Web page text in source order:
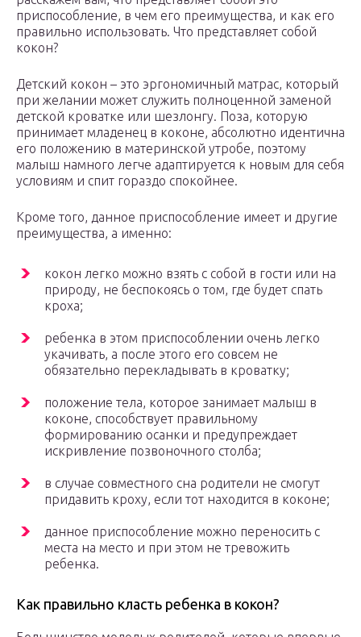
приспособление, в чем его преимущества, и как его
правильно использовать. Что представляет собой
кокон?
Детский кокон – это эргономичный матрас, который
при желании может служить полноценной заменой
детской кроватке или шезлонгу. Поза, которую
принимает младенец в коконе, абсолютно идентична
его положению в материнской утробе, поэтому
малыш намного легче адаптируется к новым для себя
условиям и спит гораздо спокойнее.
Кроме того, данное приспособление имеет и другие
преимущества, а именно:
кокон легко можно взять с собой в гости или на
природу, не беспокоясь о том, где будет спать
кроха;
ребенка в этом приспособлении очень легко
укачивать, а после этого его совсем не
обязательно перекладывать в кроватку;
положение тела, которое занимает малыш в
коконе, способствует правильному
формированию осанки и предупреждает
искривление позвоночного столба;
в случае совместного сна родители не смогут
придавить кроху, если тот находится в коконе;
данное приспособление можно переносить с
места на место и при этом не тревожить
ребенка.
Как правильно класть ребенка в кокон?